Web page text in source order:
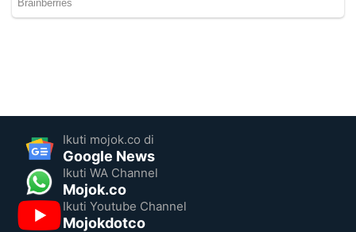
Ikuti mojok.co di
Google News
Ikuti WA Channel
Mojok.co
Ikuti Youtube Channel
Mojokdotco